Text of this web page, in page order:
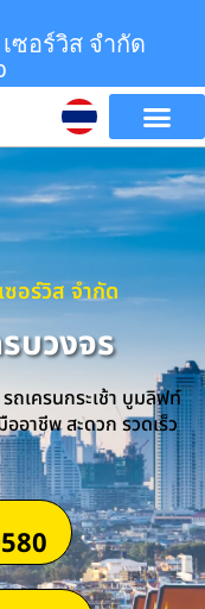
ซอร์วิส จำกัด
อร์วิส จำกัด
รบวงจร
รถเครนกระเช้า บูมลิฟท์
อาชีพ สะดวก รวดเร็ว